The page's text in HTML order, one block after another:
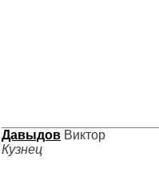
Давыдов Виктор
Кузнец